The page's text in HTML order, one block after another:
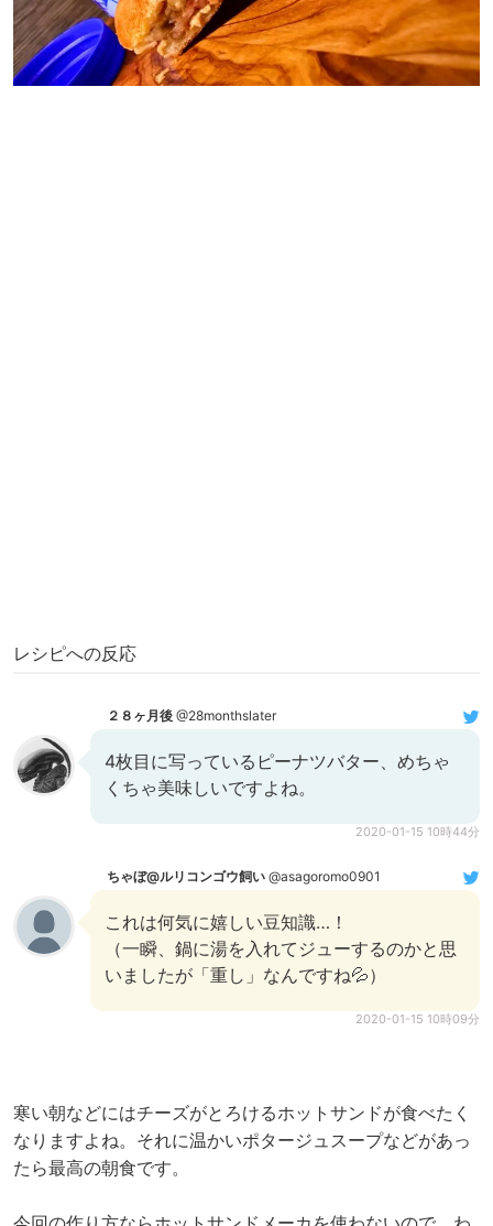
レシピへの反応
２８ヶ月後 @28monthslater
4枚目に写っているピーナツバター、めちゃ
くちゃ美味しいですよね。
2020-01-15 10時44分
ちゃぼ@ルリコンゴウ飼い @asagoromo0901
これは何気に嬉しい豆知識…！
（一瞬、鍋に湯を入れてジューするのかと思
いましたが「重し」なんですね💦）
2020-01-15 10時09分
寒い朝などにはチーズがとろけるホットサンドが食べたく
なりますよね。それに温かいポタージュスープなどがあっ
たら最高の朝食です。